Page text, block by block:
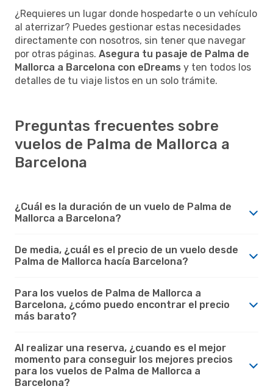
¿Requieres un lugar donde hospedarte o un vehículo
al aterrizar? Puedes gestionar estas necesidades
directamente con nosotros, sin tener que navegar
por otras páginas. Asegura tu pasaje de Palma de
Mallorca a Barcelona con eDreams y ten todos los
detalles de tu viaje listos en un solo trámite.
Preguntas frecuentes sobre
vuelos de Palma de Mallorca a
Barcelona
¿Cuál es la duración de un vuelo de Palma de
Mallorca a Barcelona?
De media, ¿cuál es el precio de un vuelo desde
Palma de Mallorca hacía Barcelona?
Para los vuelos de Palma de Mallorca a
Barcelona, ¿cómo puedo encontrar el precio
más barato?
Al realizar una reserva, ¿cuando es el mejor
momento para conseguir los mejores precios
para los vuelos de Palma de Mallorca a
Barcelona?